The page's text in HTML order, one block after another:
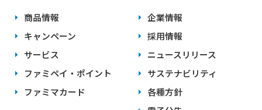
商品情報
キャンペーン
サービス
ファミペイ・ポイント
ファミマカード
企業情報
採用情報
ニュースリリース
サステナビリティ
各種方針